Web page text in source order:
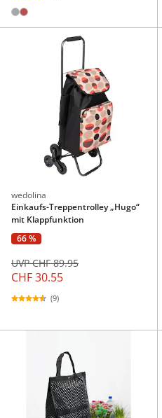
wedolina
Einkaufs-Treppentrolley „Hugo“
mit Klappfunktion
66 %
CHF 30.55
UVP CHF 89.95
(9)